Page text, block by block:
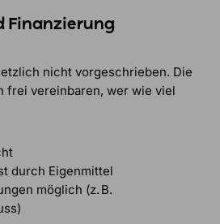
Finanzierung
nicht vorgeschrieben. Die
frei vereinbaren, wer wie viel
durch Eigenmittel
möglich (z. B.